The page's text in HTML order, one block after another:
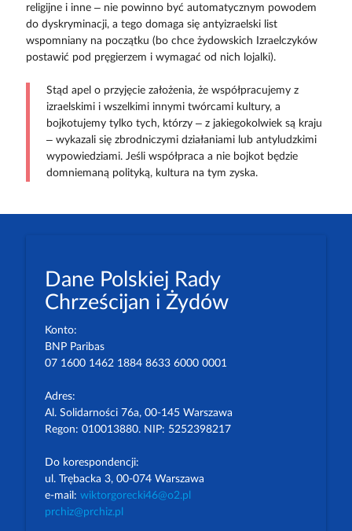
religijne i inne – nie powinno być automatycznym powodem
do dyskryminacji, a tego domaga się antyizraelski list
wspomniany na początku (bo chce żydowskich Izraelczyków
postawić pod pręgierzem i wymagać od nich lojalki).
Stąd apel o przyjęcie założenia, że współpracujemy z
izraelskimi i wszelkimi innymi twórcami kultury, a
bojkotujemy tylko tych, którzy – z jakiegokolwiek są kraju
– wykazali się zbrodniczymi działaniami lub antyludzkimi
wypowiedziami. Jeśli współpraca a nie bojkot będzie
domniemaną polityką, kultura na tym zyska.
Dane Polskiej Rady
Chrześcijan i Żydów
Konto:
BNP Paribas
07 1600 1462 1884 8633 6000 0001
Adres:
Al. Solidarności 76a, 00-145 Warszawa
Regon: 010013880. NIP: 5252398217
Do korespondencji:
ul. Trębacka 3, 00-074 Warszawa
e-mail: wiktorgorecki46@o2.pl
prchiz@prchiz.pl